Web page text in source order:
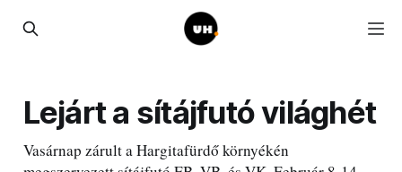
Lejárt a sítájfutó világhét
Vasárnap zárult a Hargitafürdő környékén